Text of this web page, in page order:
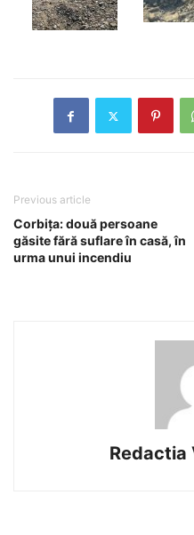
Previous article
Corbița: două persoane
găsite fără suflare în casă, în
urma unui incendiu
Redactia